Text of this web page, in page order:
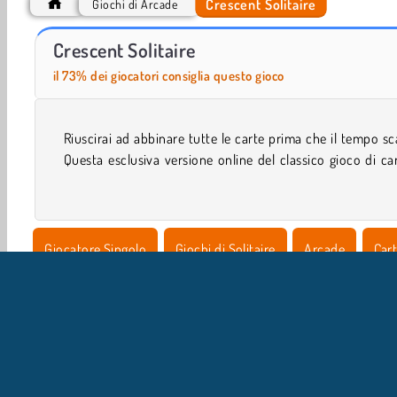
Farm Merge Valley
Giochi di Arcade Crescent Solitaire
Crescent Solitaire
il 73% dei giocatori consiglia questo gioco
Riuscirai ad abbinare tutte le carte prima che il tempo
Questa esclusiva versione online del classico gioco di
molto più impegnativa di quello che sembra: se ti
Giocatore Singolo Giochi di Solitaire Arcade